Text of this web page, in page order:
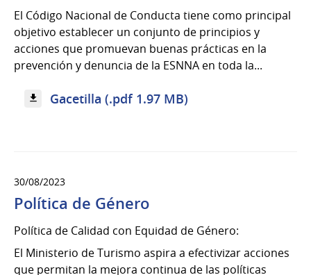
El Código Nacional de Conducta tiene como principal
objetivo establecer un conjunto de principios y
acciones que promuevan buenas prácticas en la
prevención y denuncia de la ESNNA en toda la...
Gacetilla (.pdf 1.97 MB)
30/08/2023
Política de Género
Política de Calidad con Equidad de Género:
El Ministerio de Turismo aspira a efectivizar acciones
que permitan la mejora continua de las políticas